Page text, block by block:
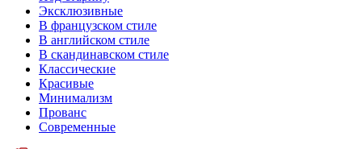
Эксклюзивные
В французском стиле
В английском стиле
В скандинавском стиле
Классические
Красивые
Минимализм
Прованс
Современные